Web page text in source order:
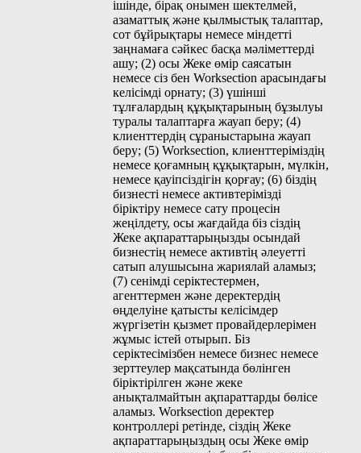
ішінде, бірақ онымен шектелмей,
азаматтық және қылмыстық талаптар,
сот бұйрықтары немесе міндетті
заңнамаға сәйкес басқа мәліметтерді
ашу; (2) осы Жеке өмір саясатын
немесе сіз бен Work­sec­tion арасындағы
келісімді орнату; (3) үшінші
тұлғалардың құқықтарының бұзылуы
туралы талаптарға жауап беру; (4)
клиенттердің сұраныстарына жауап
беру; (5) Work­sec­tion, клиенттеріміздің
немесе қоғамның құқықтарын, мүлкін,
немесе қауіпсіздігін қорғау; (6) біздің
бизнесті немесе активтерімізді
біріктіру немесе сату процесін
жеңілдету, осы жағдайда біз сіздің
Жеке ақпараттарыңызды осындай
бизнестің немесе активтің әлеуетті
сатып алушысына жариялай аламыз;
(7) сенімді серіктестермен,
агенттермен және деректердің
өңделуіне қатысты келісімдер
жүргізетін қызмет провайдерлерімен
жұмыс істей отырып. Біз
серіктесімізбен немесе бизнес немесе
зерттеулер мақсатында бөлінген
біріктірілген және жеке
анықталмайтын ақпараттарды бөлісе
аламыз. Work­sec­tion деректер
контроллері ретінде, сіздің Жеке
ақпараттарыңыздың осы Жеке өмір